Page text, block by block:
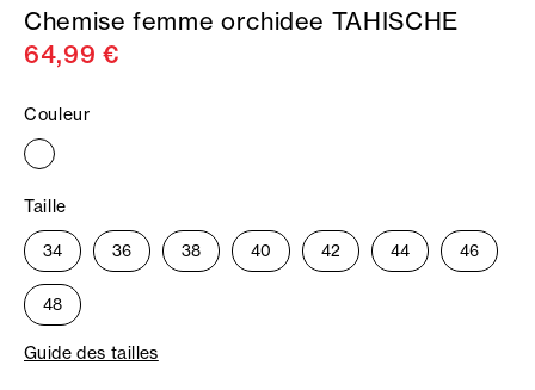
Chemise femme orchidee TAHISCHE
64,99 €
Couleur
Taille
34 36 38 40 42 44 46
48
Guide des tailles